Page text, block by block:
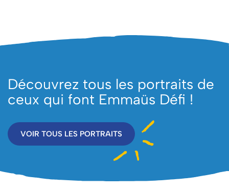
Découvrez tous les portraits de
ceux qui font Emmaüs Défi !
VOIR TOUS LES PORTRAITS